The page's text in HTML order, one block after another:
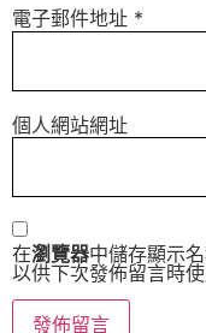
電子郵件地址 *
個人網站網址
在瀏覽器中儲存顯示
以供下次發佈留言時使